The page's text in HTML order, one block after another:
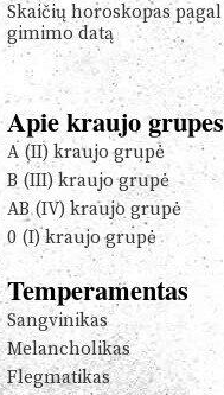
Skaičių horoskopas pagal
gimimo datą
Apie kraujo grupes
A (II) kraujo grupė
B (III) kraujo grupė
AB (IV) kraujo grupė
0 (I) kraujo grupė
Temperamentas
Sangvinikas
Melancholikas
Flegmatikas